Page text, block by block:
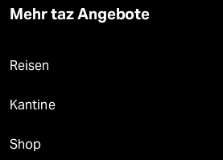
Mehr taz Angebote
Reisen
Kantine
Shop